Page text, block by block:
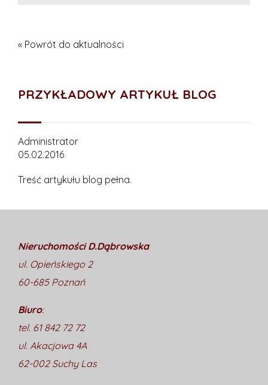
« Powrót do aktualności
PRZYKŁADOWY ARTYKUŁ BLOG
Administrator
05.02.2016
Treść artykułu blog pełna.
Nieruchomości D.Dąbrowska
ul. Opieńskiego 2
60-685 Poznań
Biuro:
tel. 61 842 72 72
ul. Akacjowa 4A
62-002 Suchy Las